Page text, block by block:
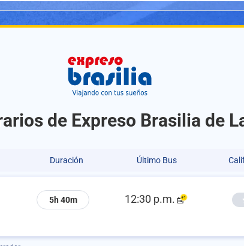
de Expreso Brasilia de
Duración Último Bus
5h 40m 12:30 p.m.